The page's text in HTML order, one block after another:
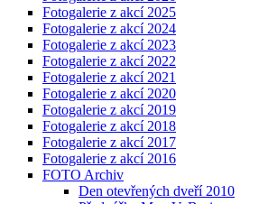
Fotogalerie z akcí 2025
Fotogalerie z akcí 2024
Fotogalerie z akcí 2023
Fotogalerie z akcí 2022
Fotogalerie z akcí 2021
Fotogalerie z akcí 2020
Fotogalerie z akcí 2019
Fotogalerie z akcí 2018
Fotogalerie z akcí 2017
Fotogalerie z akcí 2016
FOTO Archiv
Den otevřených dveří 2010